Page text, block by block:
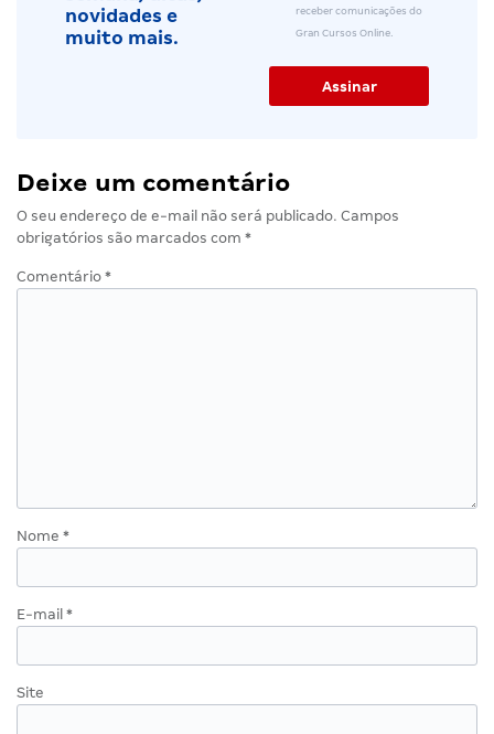
novidades e
muito mais.
receber comunicações do
Gran Cursos Online.
Deixe um comentário
O seu endereço de e-mail não será publicado. Campos
obrigatórios são marcados com *
Comentário *
Nome *
E-mail *
Site